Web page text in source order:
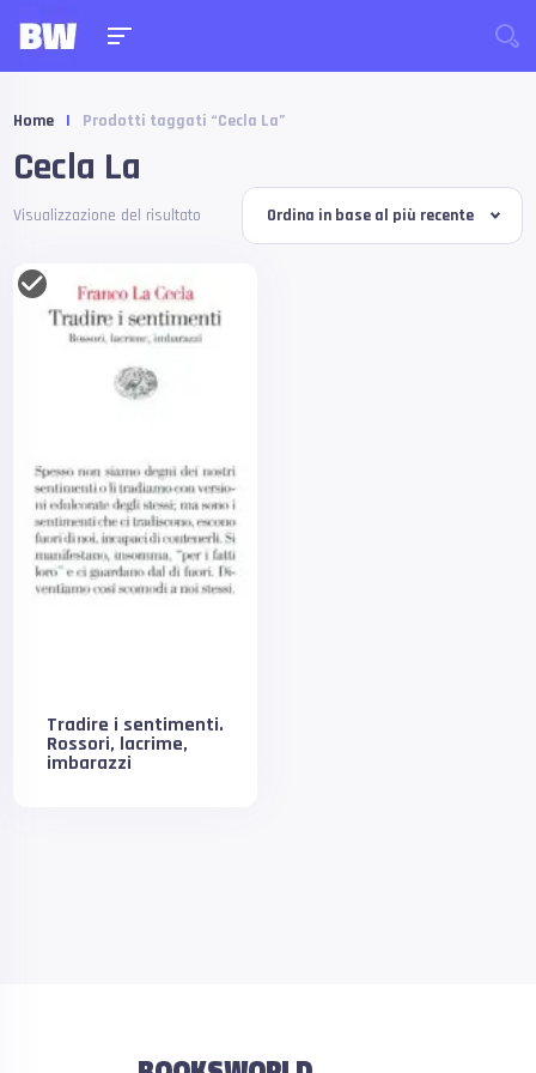
Home | Prodotti taggati “Cecla La”
Cecla La
Visualizzazione del risultato
Tradire i sentimenti.
Rossori, lacrime,
imbarazzi